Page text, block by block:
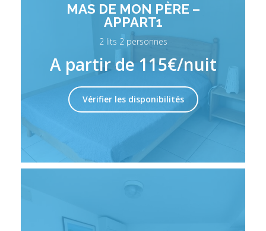
MAS DE MON PÈRE –
APPART1
2 lits 2 personnes
A partir de 115€/nuit
Vérifier les disponibilités